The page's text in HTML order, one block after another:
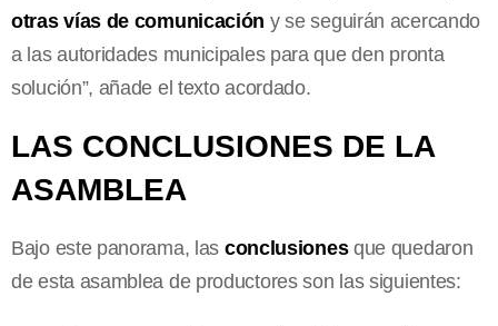
otras vías de comunicación y se seguirán acercando
a las autoridades municipales para que den pronta
solución”, añade el texto acordado.
LAS CONCLUSIONES DE LA
ASAMBLEA
Bajo este panorama, las conclusionesque quedaron
de esta asamblea de productores son las siguientes: